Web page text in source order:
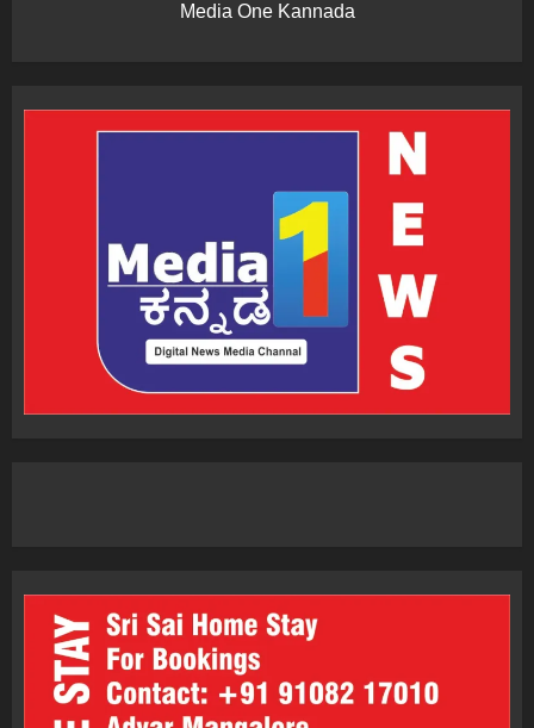
Media One Kannada